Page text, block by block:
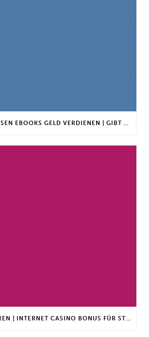
MIT KOSTENLOSEN EBOOKS GELD VERDIENEN | GIBT ES EINEN MAXIMALEN ANLAGEBETRAG?